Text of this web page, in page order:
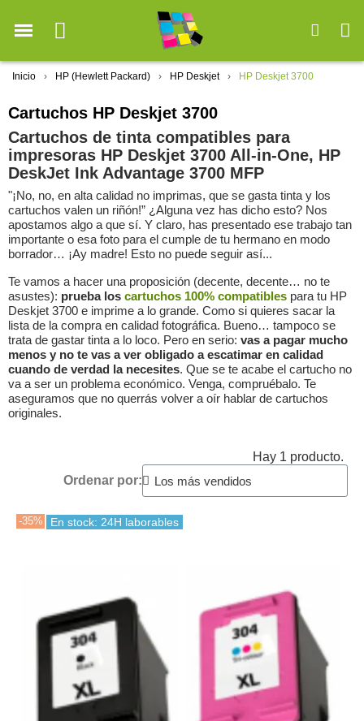
Inicio HP (Hewlett Packard) HP Deskjet HP Deskjet 3700
Cartuchos HP Deskjet 3700
Cartuchos de tinta compatibles para
impresoras HP Deskjet 3700 All-in-One, HP
DeskJet Ink Advantage 3700 MFP
"¡No, no, en alta calidad no imprimas, que se gasta tinta y los
cartuchos valen un riñón!” ¿Alguna vez has dicho esto? Nos
apostamos algo a que sí. Y claro, has presentado ese trabajo tan
importante o esa foto para el cumple de tu hermano en modo
borrador… ¡Ay madre! Esto no puede seguir así...
Te vamos a hacer una proposición (decente, decente… no te
asustes): prueba los cartuchos 100% compatibles para tu HP
Deskjet 3700 e imprime a lo grande. Como si quieres sacar la
lista de la compra en calidad fotográfica. Bueno… tampoco se
trata de gastar tinta a lo loco. Pero en serio: vas a pagar mucho
menos y no te vas a ver obligado a escatimar en calidad
cuando de verdad la necesites. Que se te acabe el cartucho no
va a ser un problema económico. Venga, compruébalo. Te
aseguramos que no querrás volver a oír hablar de cartuchos
originales.
Hay 1 producto.
Ordenar por:
-35% En stock: 24H laborables